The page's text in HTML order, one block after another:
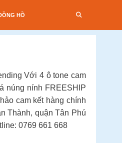
HỒ
Với 4 ô tone cam
núng nính FREESHIP
cam kết hàng chính
Thành, quận Tân Phú
0769 661 668